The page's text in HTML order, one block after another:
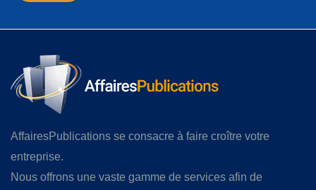
AffairesPublications se consacre à faire croître votre
entreprise.
Nous offrons une vaste gamme de services afin de